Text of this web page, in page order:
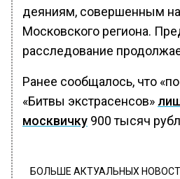
деяниям, совершенным на
Московского региона.
расследование
Ранее сообщалось, что
«Битвы экстрасенсов»
москвичку 900 тысяч
БОЛЬШЕ АКТУАЛЬНЫХ